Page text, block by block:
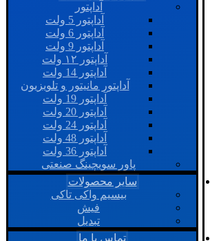
آداپتور
آداپتور 5 ولت
آداپتور 6 ولت
آداپتور 9 ولت
آداپتور ۱۲ ولت
آداپتور 14 ولت
آداپتور مانیتور و تلویزیون
آداپتور 19 ولت
آداپتور 20 ولت
آداپتور 24 ولت
آداپتور 48 ولت
آداپتور 36 ولت
پاور سویچینگ صنعتی
سایر محصولات
بیسیم واکی تاکی
فیش
تبدیل
تماس با ما